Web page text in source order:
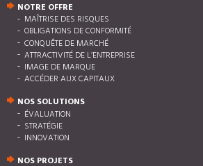
NOTRE OFFRE
MAÎTRISE DES RISQUES
OBLIGATIONS DE CONFORMITÉ
CONQUÊTE DE MARCHÉ
ATTRACTIVITÉ DE L’ENTREPRISE
IMAGE DE MARQUE
ACCÉDER AUX CAPITAUX
NOS SOLUTIONS
ÉVALUATION
STRATÉGIE
INNOVATION
NOS PROJETS